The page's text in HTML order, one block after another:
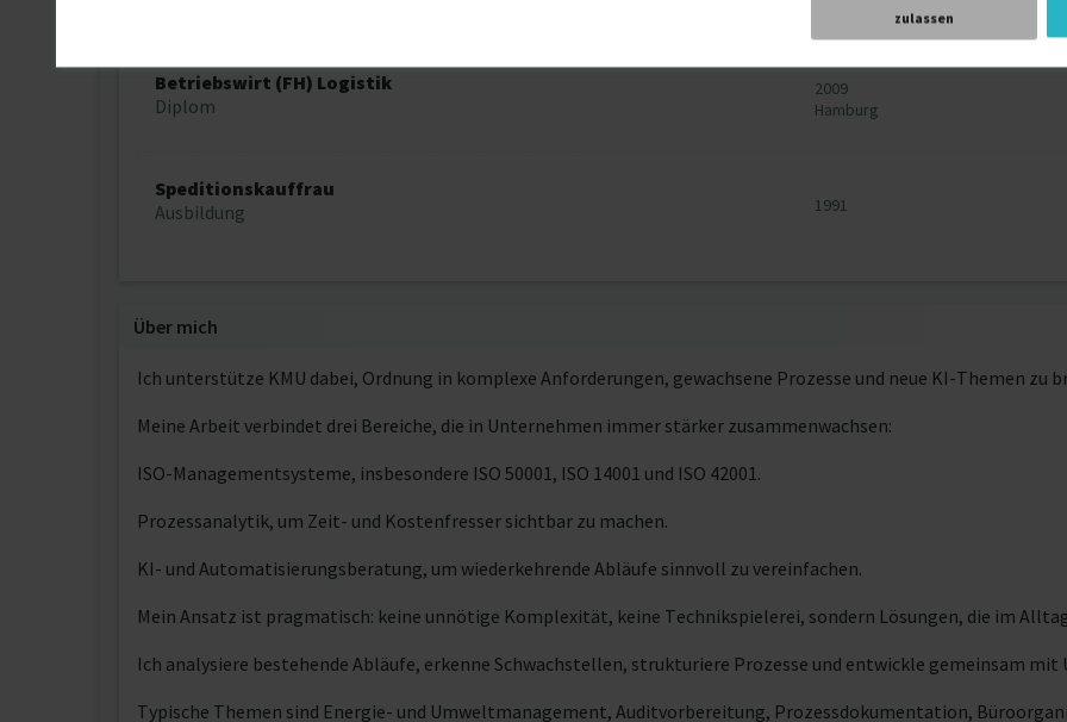
zulassen
Betriebswirt (FH) Logistik
Diplom
2009
Hamburg
Speditionskauffrau
Ausbildung
1991
Über mich
Ich unterstütze KMU dabei, Ordnung in komplexe Anforderungen, gewachsene Prozesse und neue KI-Themen zu
Meine Arbeit verbindet drei Bereiche, die in Unternehmen immer stärker zusammenwachsen:
ISO-Managementsysteme, insbesondere ISO 50001, ISO 14001 und ISO 42001.
Prozessanalytik, um Zeit- und Kostenfresser sichtbar zu machen.
KI- und Automatisierungsberatung, um wiederkehrende Abläufe sinnvoll zu vereinfachen.
Mein Ansatz ist pragmatisch: keine unnötige Komplexität, keine Technikspielerei, sondern Lösungen, die im
Ich analysiere bestehende Abläufe, erkenne Schwachstellen, strukturiere Prozesse und entwickle gemeinsam
Typische Themen sind Energie- und Umweltmanagement, Auditvorbereitung, Prozessdokumentation,